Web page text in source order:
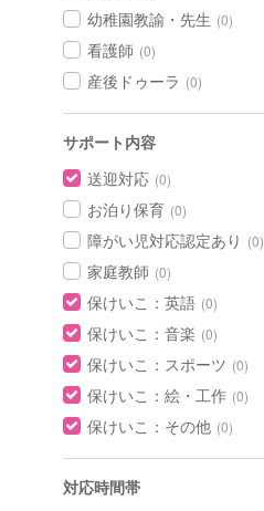
幼稚園教諭・先生 (0)
看護師 (0)
産後ドゥーラ (0)
サポート内容
送迎対応 (0)
お泊り保育 (0)
障がい児対応認定あり (0)
家庭教師 (0)
保けいこ：英語 (0)
保けいこ：音楽 (0)
保けいこ：スポーツ (0)
保けいこ：絵・工作 (0)
保けいこ：その他 (0)
対応時間帯